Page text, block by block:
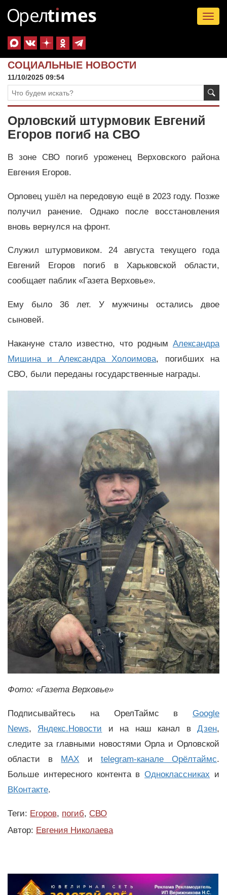
СОЦИАЛЬНЫЕ НОВОСТИ
11/10/2025 09:54
Орловский штурмовик Евгений
Егоров погиб на СВО
В зоне СВО погиб уроженец Верховского района
Евгения Егоров.
Орловец ушёл на передовую ещё в 2023 году. Позже
получил ранение. Однако после восстановления
вновь вернулся на фронт.
Служил штурмовиком. 24 августа текущего года
Евгений Егоров погиб в Харьковской области,
сообщает паблик «Газета Верховье».
Ему было 36 лет. У мужчины остались двое
сыновей.
Накануне стало известно, что родным Александра
Мишина и Александра Холоимова, погибших на
СВО, были переданы государственные награды.
Фото: «Газета Верховье»
Подписывайтесь на ОрелТаймс в Google
News, Яндекс.Новости и на наш канал вДзен,
следите за главными новостями Орла и Орловской
области в MAX и telegram-канале Орёлтаймс.
Больше интересного контента вОдноклассниках и
ВКонтакте.
Теги: Егоров, погиб, СВО
Автор: Евгения Николаева